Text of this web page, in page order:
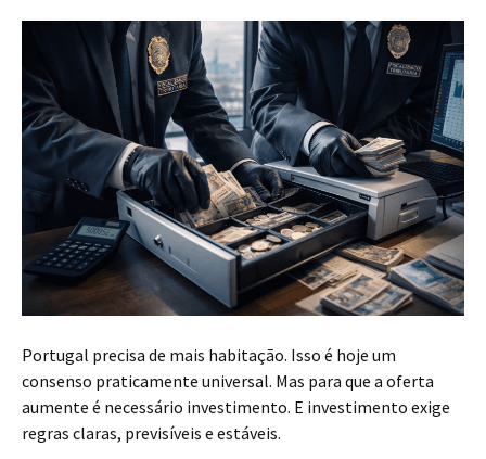
Portugal precisa de mais habitação. Isso é hoje um
consenso praticamente universal. Mas para que a oferta
aumente é necessário investimento. E investimento exige
regras claras, previsíveis e estáveis.